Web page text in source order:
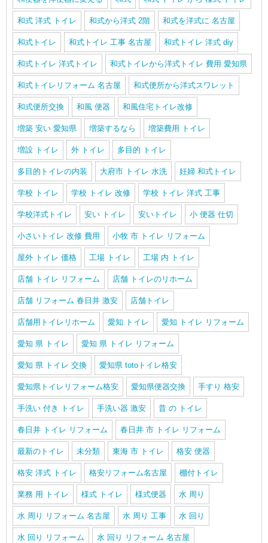
和式 洋式 トイレ 和式から洋式 2階 和式を洋式に 名古屋
和式トイレ 和式トイレ 工事 名古屋 和式トイレ 洋式 diy
和式トイレ 洋式トイレ 和式トイレから洋式トイレ 費用 愛知県
和式トイレリフォーム 名古屋 和式便所から洋式スワレット
和式便所交換 和風 便器 和風住宅トイレ改修
増築 安い 愛知県 増築するなら 増築費用 トイレ
増設 トイレ 外 トイレ 多目的 トイレ
多目的トイレの内装 大府市 トイレ 水洗 妊婦 和式トイレ
学校 トイレ 学校 トイレ 改修 学校 トイレ 洋式 工事
学校洋式トイレ 安い トイレ 安いトイレ 小 便器 仕切
小さいトイレ 改修 費用 小牧 市 トイレ リフォーム
屋外 トイレ 価格 工場 トイレ 工場 内 トイレ
店舗 トイレ リフォーム 店舗 トイレのリホーム
店舗 リフォーム 春日井 激安 店舗トイレ
店舗用トイレリホーム 愛知 トイレ 愛知 トイレ リフォーム
愛知 県 トイレ 愛知 県 トイレ リフォーム
愛知 県 トイレ 交換 愛知県 totoトイレ格安
愛知県トイレリフォーム格安 愛知県便器交換 手すり 格安
手洗い 付き トイレ 手洗い器 激安 昔 の トイレ
春日井 トイレ リフォーム 春日井 市 トイレ リフォーム
最新のトイレ 未分類 東海 市 トイレ 格安 便器
格安 洋式 トイレ 格安リフォーム名古屋 棚付トイレ
業務 用 トイレ 様式 トイレ 様式便器 水 周り
水 周り リフォーム 名古屋 水 周り 工事 水 回り
水 回り リフォーム 水 回り リフォーム 名古屋